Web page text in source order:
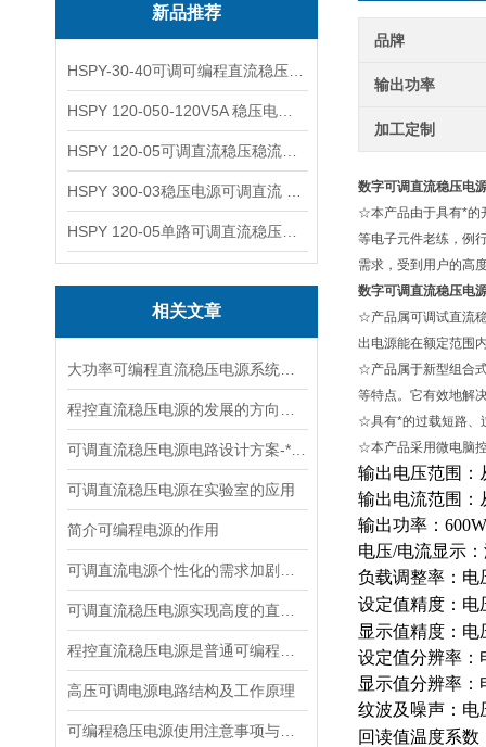
新品推荐
相关文章
可调直流稳压电源在实验室的应用
简介可编程电源的作用
高压可调电源电路结构及工作原理
品牌
输出功率
加工定制
数字可调直流稳压电
☆本产品由于具有*的
等电子元件老练，例
需求，受到用户的高
数字可调直流稳压电
☆产品属可调试直流
出电源能在额定范围
☆产品属于新型组合
等特点。它有效地解
☆具有*的过载短路、
☆本产品采用微电脑
输出电压范围：
输出电流范围：
输出功率：600W
电压/电流显示
负载调整率：电
设定值精度：电
显示值精度：电
设定值分辨率：
显示值分辨率：
纹波及噪声：电
回读值温度系数